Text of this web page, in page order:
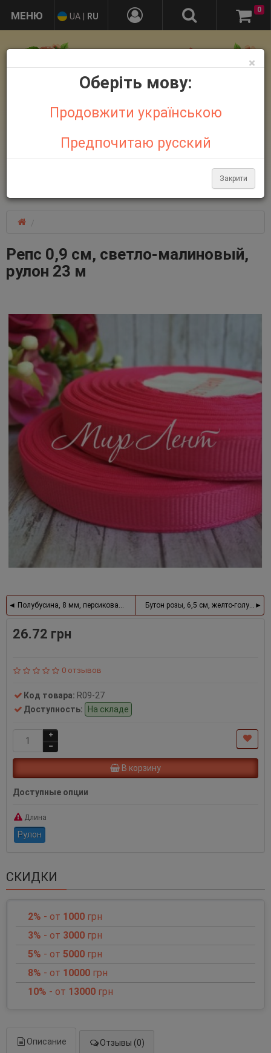
+38 095 032 21 44
UA RU
0
Репс 0,9 см, светло-малиновый,
рулон 23 м
×
Оберіть мову:
Продовжити українською
Предпочитаю русский
Закрити
Полубусина, 8 мм, персиковая, 100 шт.Бутон розы, 6,5 см, желто-голубой
26.72 грн
0 отзывов
Код товара: R09-27
Доступность:
На складе
В корзину
Доступные опции
Длина
Рулон
СКИДКИ
2% - от 1000 грн
3% - от 3000 грн
5% - от 5000 грн
8% - от 10000 грн
10% - от 13000 грн
Описание Отзывы (0)